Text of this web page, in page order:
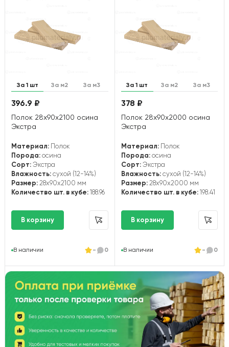
За 1 шт За м2 За м3
396.9 ₽
Полок 28х90х2100 осина
Экстра
Материал: Полок
Порода: осина
Сорт: Экстра
Влажность: сухой (12-14%)
Размер: 28x90x2100 мм
Количество шт. в кубе: 188.96
В наличии - 0
За 1 шт За м2 За м3
378 ₽
Полок 28х90х2000 осина
Экстра
Материал:Полок
Порода:осина
Сорт:Экстра
Влажность:сухой (12-14%)
Размер:28x90x2000 мм
Количество шт. в кубе:198.41
В наличии - 0